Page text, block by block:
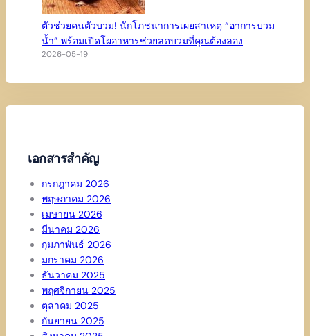
ตัวช่วยคนตัวบวม! นักโภชนาการเผยสาเหตุ “อาการบวม
น้ำ” พร้อมเปิดโผอาหารช่วยลดบวมที่คุณต้องลอง
2026-05-19
เอกสารสำคัญ
กรกฎาคม 2026
พฤษภาคม 2026
เมษายน 2026
มีนาคม 2026
กุมภาพันธ์ 2026
มกราคม 2026
ธันวาคม 2025
พฤศจิกายน 2025
ตุลาคม 2025
กันยายน 2025